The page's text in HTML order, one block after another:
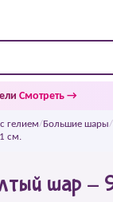
Смотреть →
гелием/Большие шары/
см.
шар -